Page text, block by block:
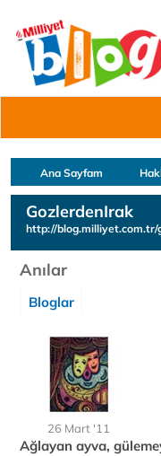
Ana Sayfam
GozlerdenIrak
http://blog.milliyet.com.tr/
Anılar
Bloglar
26 Mart '11
Ağlayan ayva,